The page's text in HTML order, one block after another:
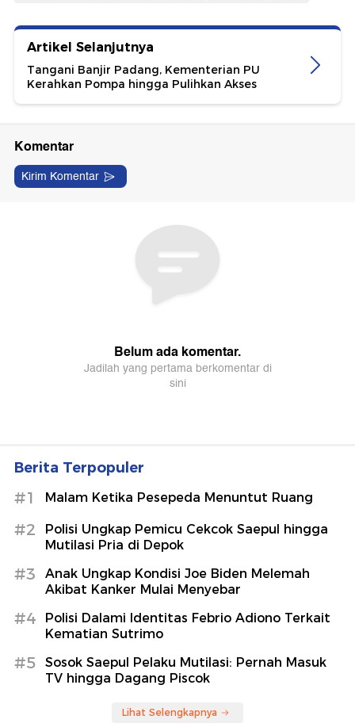
Artikel Selanjutnya
Tangani Banjir Padang, Kementerian PU
Kerahkan Pompa hingga Pulihkan Akses
Berita Terpopuler
#1 Malam Ketika Pesepeda Menuntut Ruang
#2
Polisi Ungkap Pemicu Cekcok Saepul hingga
Mutilasi Pria di Depok
#3
Anak Ungkap Kondisi Joe Biden Melemah
Akibat Kanker Mulai Menyebar
#4
Polisi Dalami Identitas Febrio Adiono Terkait
Kematian Sutrimo
#5
Sosok Saepul Pelaku Mutilasi: Pernah Masuk
TV hingga Dagang Piscok
Lihat Selengkapnya